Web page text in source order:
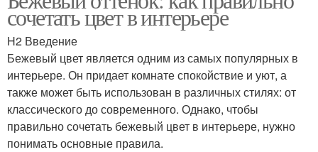
сочетать цвет в интерьере
H2 Введение
Бежевый цвет является одним из самых популярных в
интерьере. Он придает комнате спокойствие и уют, а
также может быть использован в различных стилях: от
классического до современного. Однако, чтобы
правильно сочетать бежевый цвет в интерьере, нужно
понимать основные правила.